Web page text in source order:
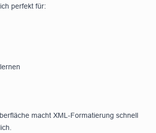
perfekt für:
macht XML-Formatierung schnell